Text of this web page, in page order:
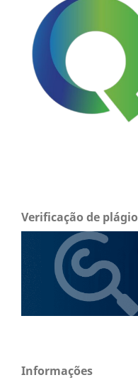
Verificação de plágio
Informações